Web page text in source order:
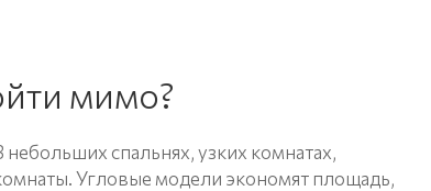
мимо?
небольших спальнях, узких комнатах,
Угловые модели экономят площадь,